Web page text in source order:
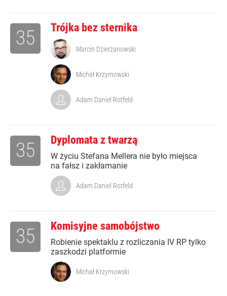
Trójka bez sternika
35 Marcin Dzierżanowski
Michał Krzymowski
Adam Daniel Rotfeld
Dyplomata z twarzą
W życiu Stefana Mellera nie było miejsca
na fałsz i zakłamanie
35
Adam Daniel Rotfeld
Komisyjne samobójstwo
Robienie spektaklu z rozliczania IV RP tylko
zaszkodzi platformie
35
Michał Krzymowski